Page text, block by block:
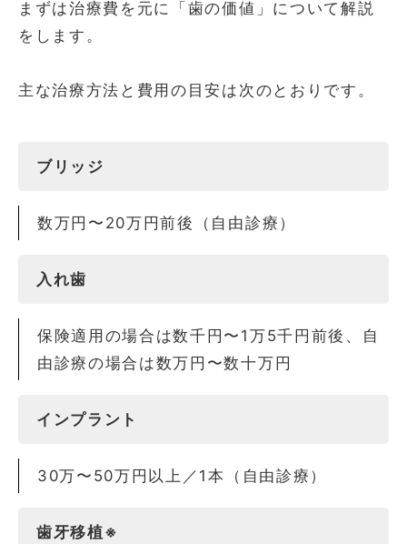
まずは治療費を元に「歯の価値」について解説
をします。
主な治療方法と費用の目安は次のとおりです。
ブリッジ
数万円〜20万円前後（自由診療）
入れ歯
保険適用の場合は数千円〜1万5千円前後、自
由診療の場合は数万円〜数十万円
インプラント
30万〜50万円以上／1本（自由診療）
歯牙移植※